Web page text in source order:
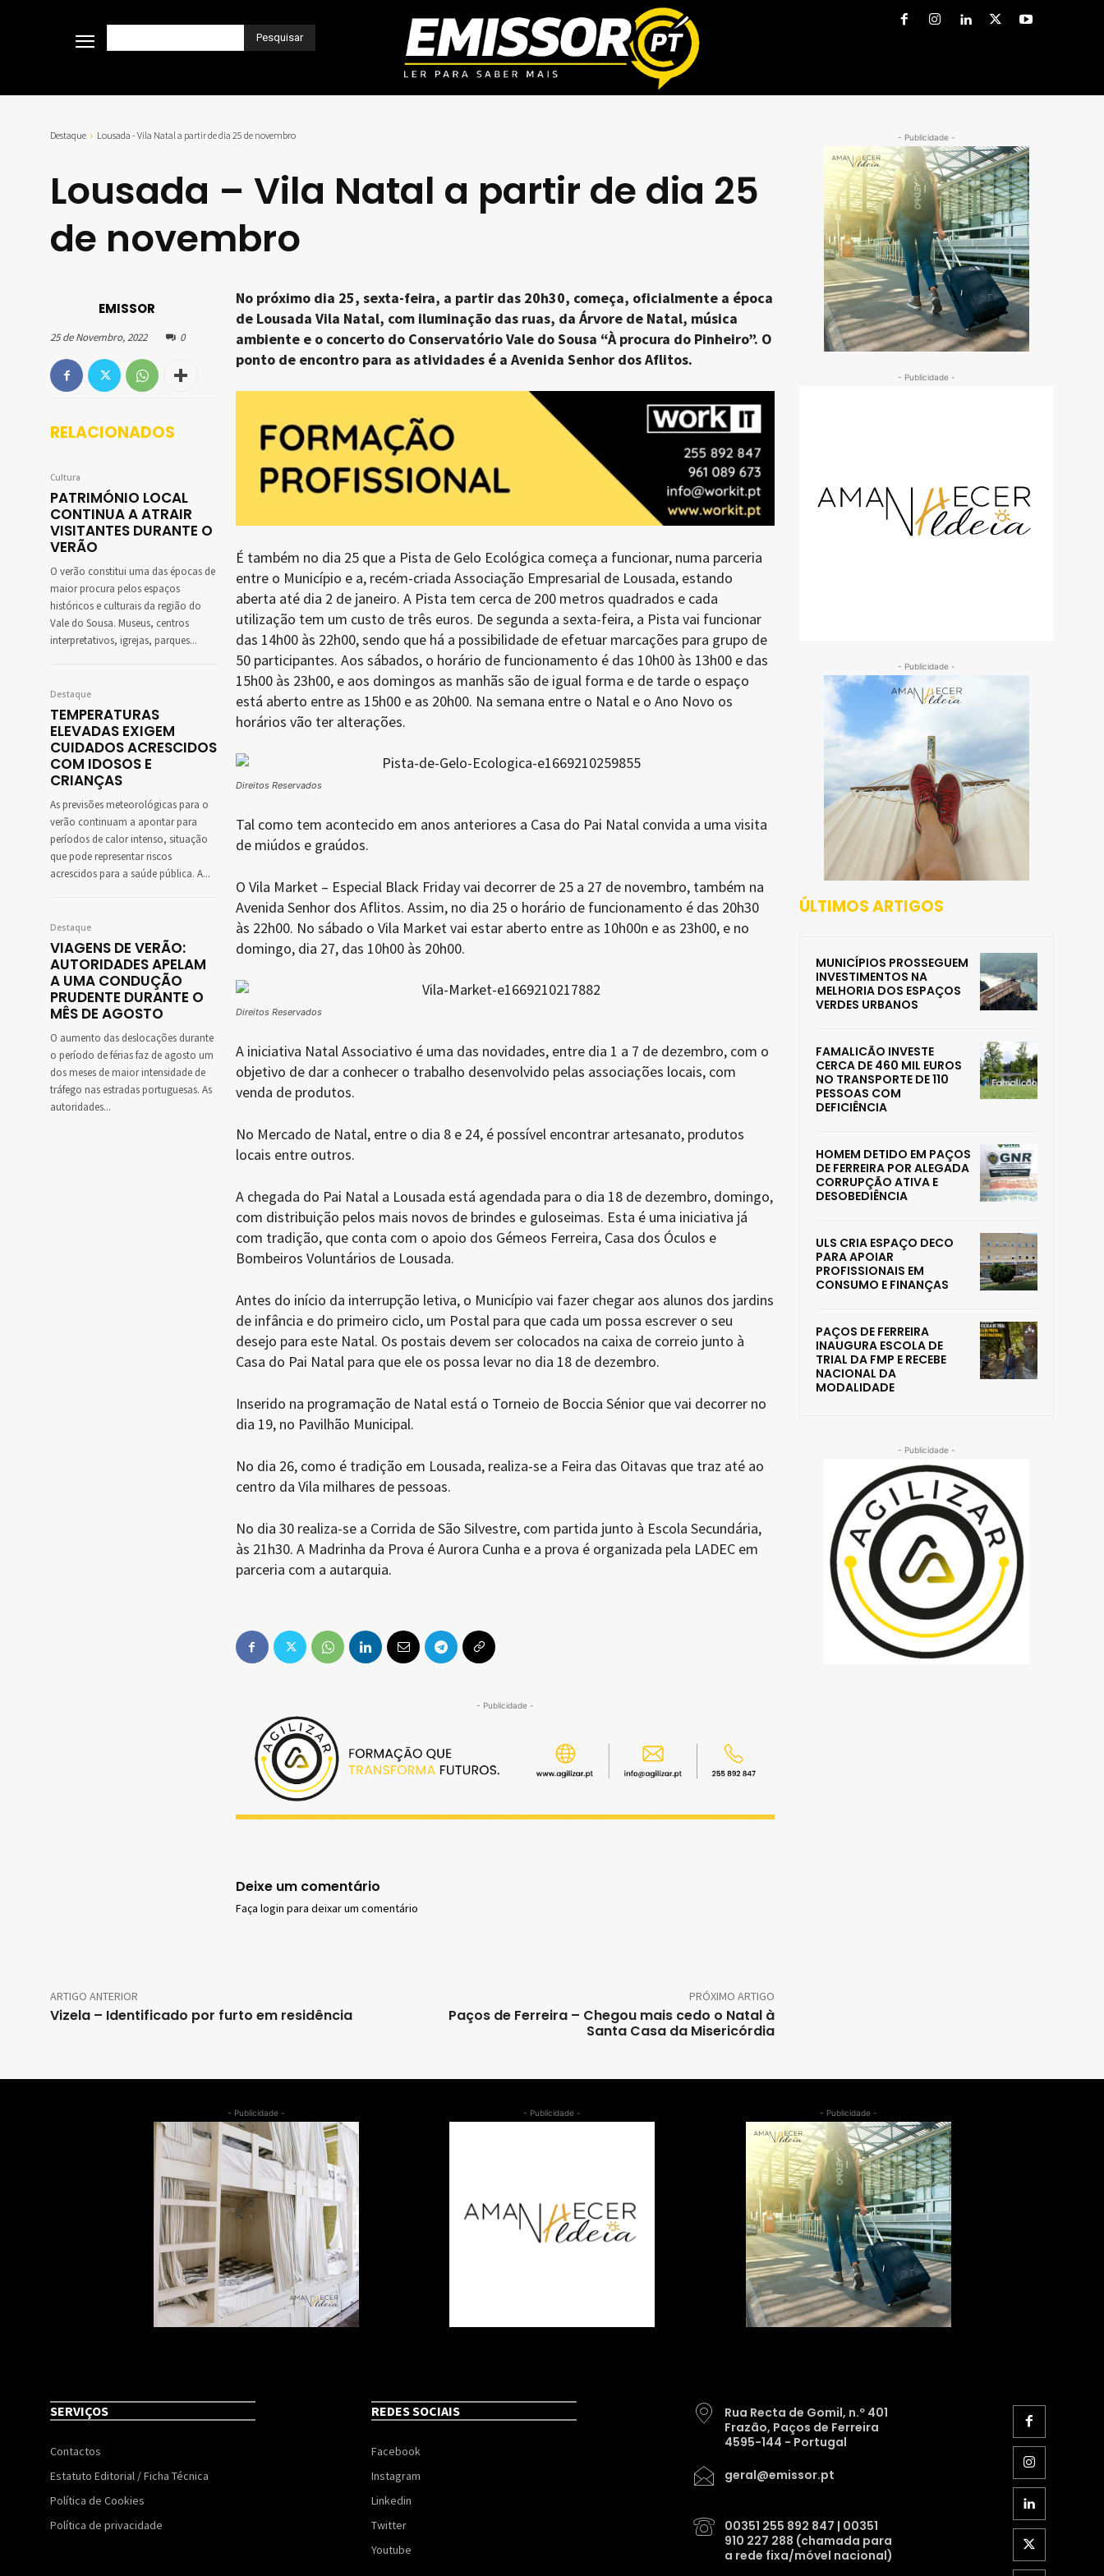
Pesquisar
Destaque Lousada - Vila Natal a partir de dia 25 de novembro
Lousada – Vila Natal a partir de dia 25
de novembro
EMISSOR
25 de Novembro, 2022 0
RELACIONADOS
Cultura
PATRIMÓNIO LOCAL
CONTINUA A ATRAIR
VISITANTES DURANTE O
VERÃO
O verão constitui uma das épocas de
maior procura pelos espaços
históricos e culturais da região do
Vale do Sousa. Museus, centros
interpretativos, igrejas, parques...
Destaque
TEMPERATURAS
ELEVADAS EXIGEM
CUIDADOS ACRESCIDOS
COM IDOSOS E
CRIANÇAS
As previsões meteorológicas para o
verão continuam a apontar para
períodos de calor intenso, situação
que pode representar riscos
acrescidos para a saúde pública. A...
Destaque
VIAGENS DE VERÃO:
AUTORIDADES APELAM
A UMA CONDUÇÃO
PRUDENTE DURANTE O
MÊS DE AGOSTO
O aumento das deslocações durante
o período de férias faz de agosto um
dos meses de maior intensidade de
tráfego nas estradas portuguesas. As
autoridades...
No próximo dia 25, sexta-feira, a partir das 20h30, começa, oficialmente a época
de Lousada Vila Natal, com iluminação das ruas, da Árvore de Natal, música
ambiente e o concerto do Conservatório Vale do Sousa “À procura do Pinheiro”. O
ponto de encontro para as atividades é a Avenida Senhor dos Aflitos.
É também no dia 25 que a Pista de Gelo Ecológica começa a funcionar, numa parceria
entre o Município e a, recém-criada Associação Empresarial de Lousada, estando
aberta até dia 2 de janeiro. A Pista tem cerca de 200 metros quadrados e cada
utilização tem um custo de três euros. De segunda a sexta-feira, a Pista vai funcionar
das 14h00 às 22h00, sendo que há a possibilidade de efetuar marcações para grupo de
50 participantes. Aos sábados, o horário de funcionamento é das 10h00 às 13h00 e das
15h00 às 23h00, e aos domingos as manhãs são de igual forma e de tarde o espaço
está aberto entre as 15h00 e as 20h00. Na semana entre o Natal e o Ano Novo os
horários vão ter alterações.
Direitos Reservados
Tal como tem acontecido em anos anteriores a Casa do Pai Natal convida a uma visita
de miúdos e graúdos.
O Vila Market – Especial Black Friday vai decorrer de 25 a 27 de novembro, também na
Avenida Senhor dos Aflitos. Assim, no dia 25 o horário de funcionamento é das 20h30
às 22h00. No sábado o Vila Market vai estar aberto entre as 10h00n e as 23h00, e no
domingo, dia 27, das 10h00 às 20h00.
Direitos Reservados
A iniciativa Natal Associativo é uma das novidades, entre dia 1 a 7 de dezembro, com o
objetivo de dar a conhecer o trabalho desenvolvido pelas associações locais, com
venda de produtos.
No Mercado de Natal, entre o dia 8 e 24, é possível encontrar artesanato, produtos
locais entre outros.
A chegada do Pai Natal a Lousada está agendada para o dia 18 de dezembro, domingo,
com distribuição pelos mais novos de brindes e guloseimas. Esta é uma iniciativa já
com tradição, que conta com o apoio dos Gémeos Ferreira, Casa dos Óculos e
Bombeiros Voluntários de Lousada.
Antes do início da interrupção letiva, o Município vai fazer chegar aos alunos dos jardins
de infância e do primeiro ciclo, um Postal para que cada um possa escrever o seu
desejo para este Natal. Os postais devem ser colocados na caixa de correio junto à
Casa do Pai Natal para que ele os possa levar no dia 18 de dezembro.
Inserido na programação de Natal está o Torneio de Boccia Sénior que vai decorrer no
dia 19, no Pavilhão Municipal.
No dia 26, como é tradição em Lousada, realiza-se a Feira das Oitavas que traz até ao
centro da Vila milhares de pessoas.
No dia 30 realiza-se a Corrida de São Silvestre, com partida junto à Escola Secundária,
às 21h30. A Madrinha da Prova é Aurora Cunha e a prova é organizada pela LADEC em
parceria com a autarquia.
- Publicidade -
Deixe um comentário
Faça login para deixar um comentário
ARTIGO ANTERIOR
Vizela – Identificado por furto em residência
PRÓXIMO ARTIGO
Paços de Ferreira – Chegou mais cedo o Natal à
Santa Casa da Misericórdia
- Publicidade -
- Publicidade -
- Publicidade -
ÚLTIMOS ARTIGOS
MUNICÍPIOS PROSSEGUEM
INVESTIMENTOS NA
MELHORIA DOS ESPAÇOS
VERDES URBANOS
FAMALICÃO INVESTE
CERCA DE 460 MIL EUROS
NO TRANSPORTE DE 110
PESSOAS COM
DEFICIÊNCIA
HOMEM DETIDO EM PAÇOS
DE FERREIRA POR ALEGADA
CORRUPÇÃO ATIVA E
DESOBEDIÊNCIA
ULS CRIA ESPAÇO DECO
PARA APOIAR
PROFISSIONAIS EM
CONSUMO E FINANÇAS
PAÇOS DE FERREIRA
INAUGURA ESCOLA DE
TRIAL DA FMP E RECEBE
NACIONAL DA
MODALIDADE
- Publicidade -
- Publicidade - - Publicidade - - Publicidade -
SERVIÇOS
Contactos
Estatuto Editorial / Ficha Técnica
Política de Cookies
Política de privacidade
REDES SOCIAIS
Facebook
Instagram
Linkedin
Twitter
Youtube
Rua Recta de Gomil, n.º 401
Frazão, Paços de Ferreira
4595-144 - Portugal
geral@emissor.pt
00351 255 892 847 | 00351
910 227 288 (chamada para
a rede fixa/móvel nacional)